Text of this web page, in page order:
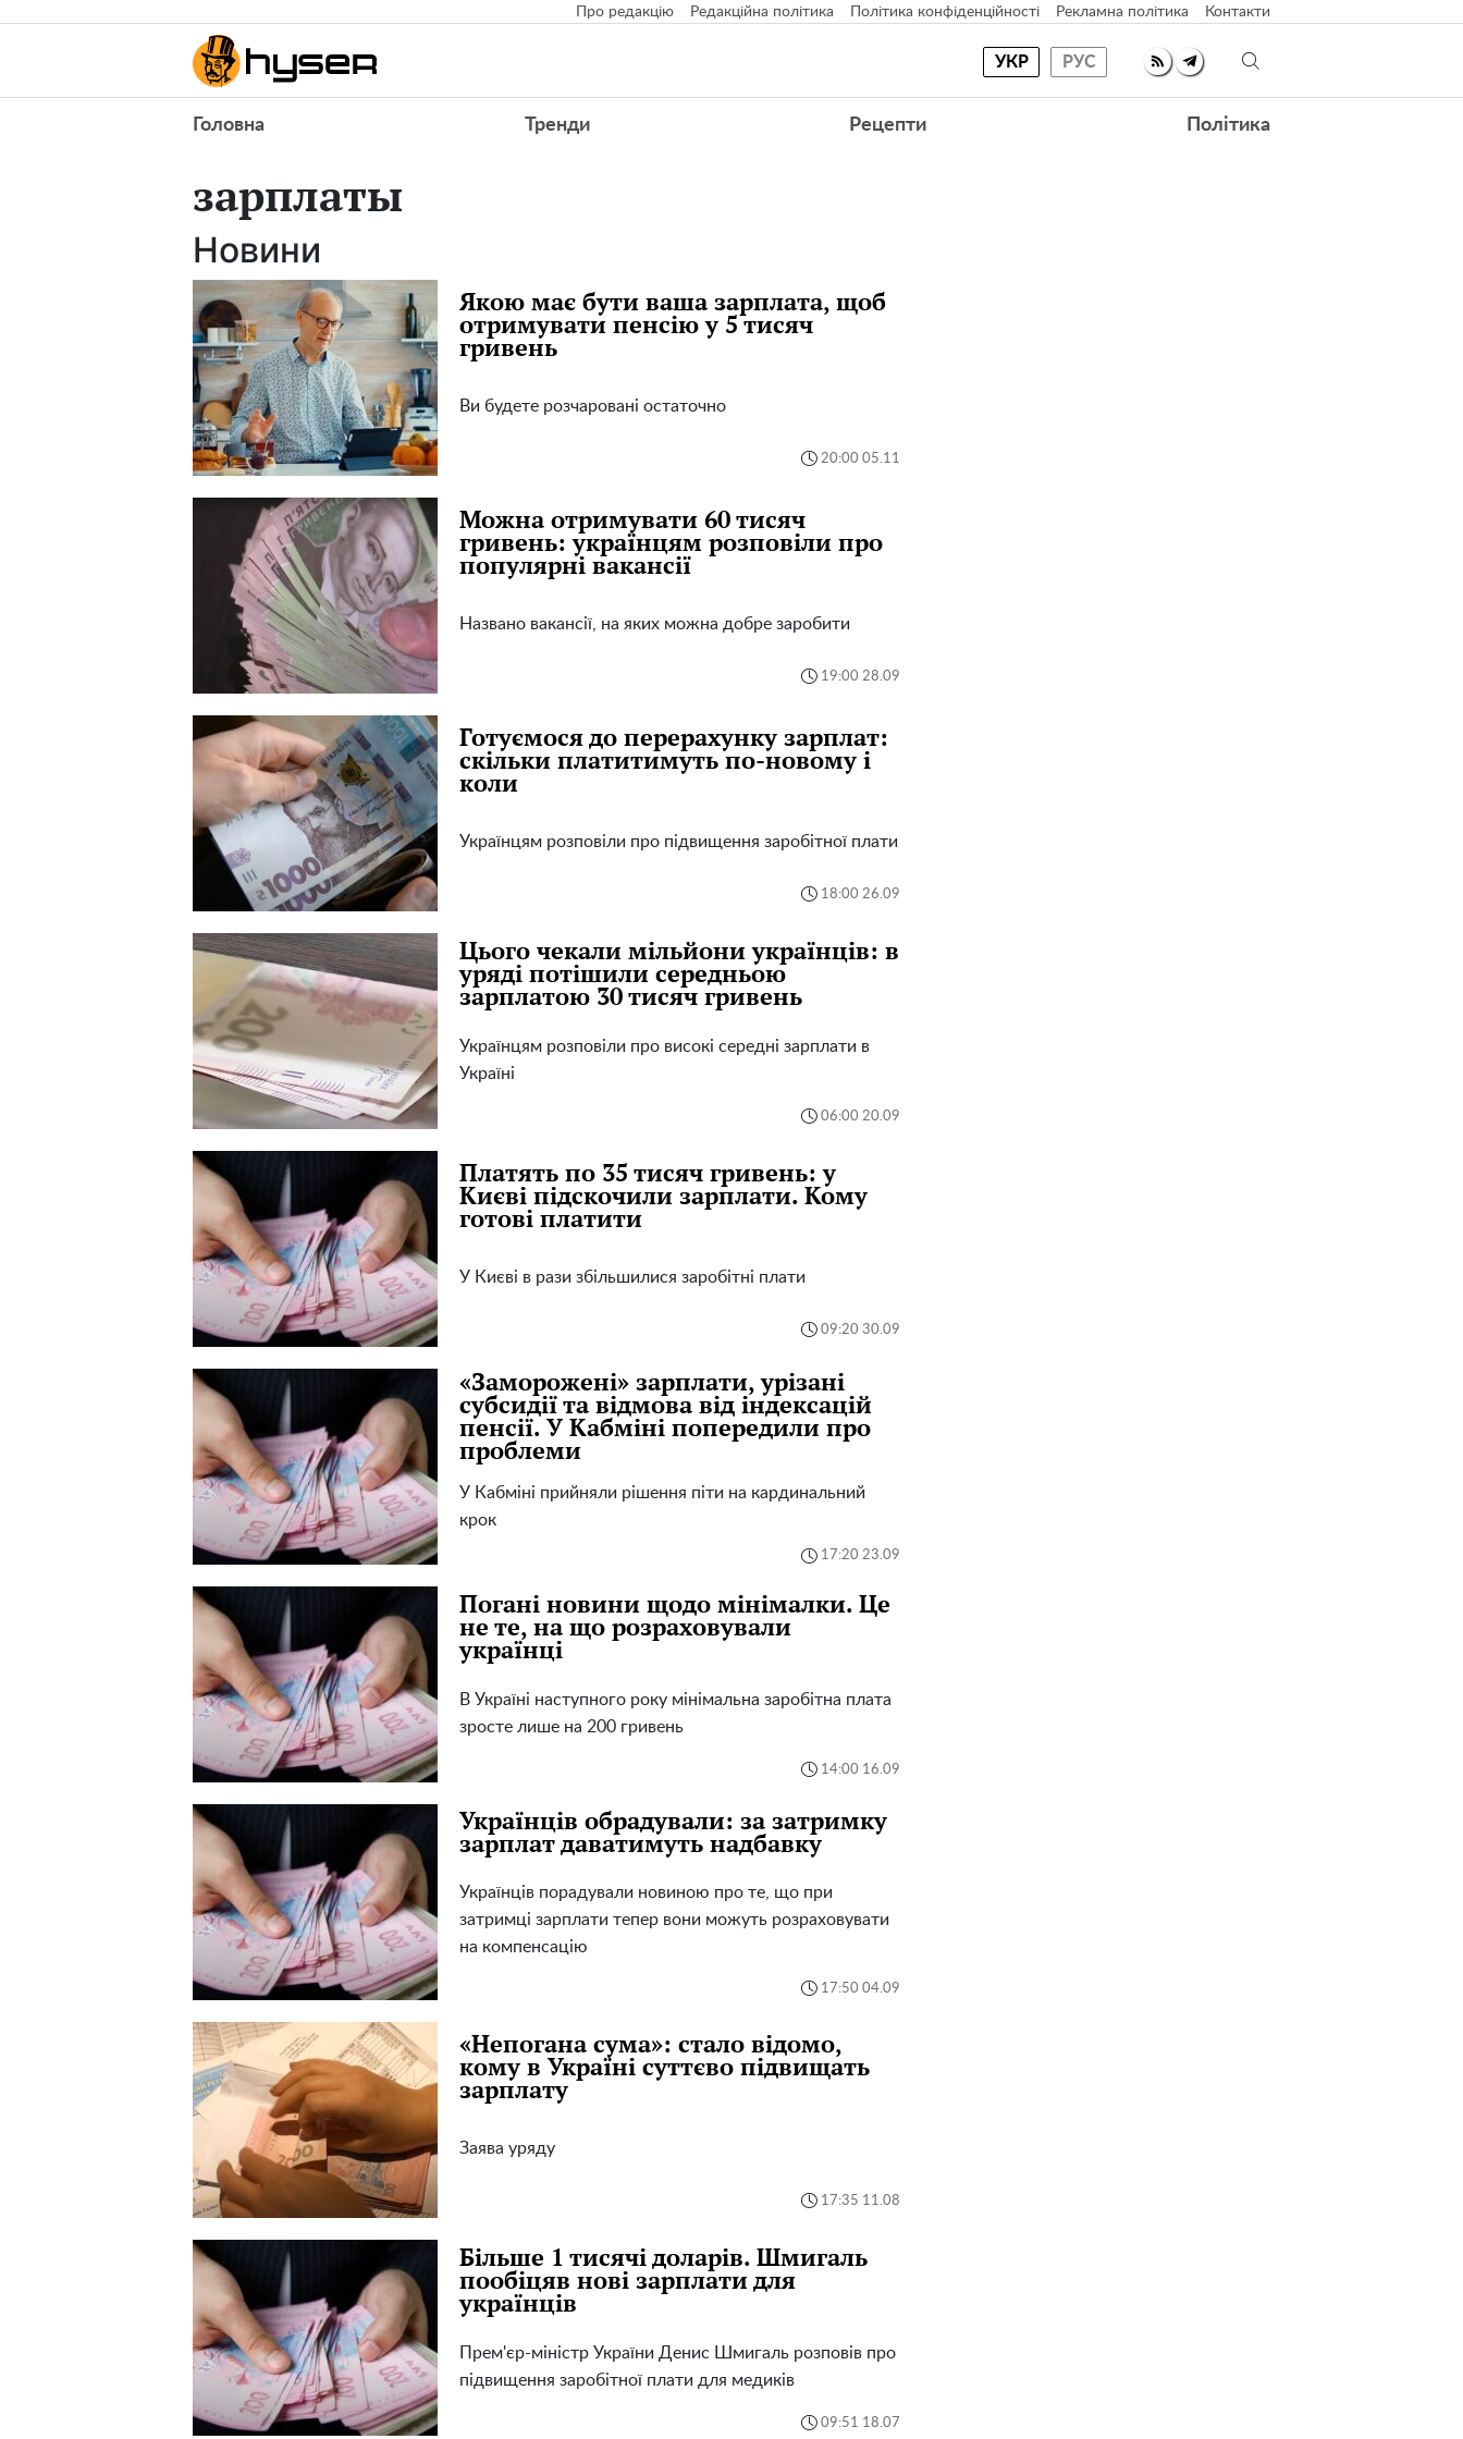
Про редакцію Редакційна політика Політика конфіденційності Рекламна політика Контакти
УКР РУС
Головна Тренди Рецепти Політика
зарплаты
Новини
Якою має бути ваша зарплата, щоб
отримувати пенсію у 5 тисяч
гривень
Ви будете розчаровані остаточно
20:00 05.11
Можна отримувати 60 тисяч
гривень: українцям розповіли про
популярні вакансії
Названо вакансії, на яких можна добре заробити
19:00 28.09
Готуємося до перерахунку зарплат:
скільки платитимуть по-новому і
коли
Українцям розповіли про підвищення заробітної плати
18:00 26.09
Цього чекали мільйони українців: в
уряді потішили середньою
зарплатою 30 тисяч гривень
Українцям розповіли про високі середні зарплати в
Україні
06:00 20.09
Платять по 35 тисяч гривень: у
Києві підскочили зарплати. Кому
готові платити
У Києві в рази збільшилися заробітні плати
09:20 30.09
«Заморожені» зарплати, урізані
субсидії та відмова від індексацій
пенсії. У Кабміні попередили про
проблеми
У Кабміні прийняли рішення піти на кардинальний
крок
17:20 23.09
Погані новини щодо мінімалки. Це
не те, на що розраховували
українці
В Україні наступного року мінімальна заробітна плата
зросте лише на 200 гривень
14:00 16.09
Українців обрадували: за затримку
зарплат даватимуть надбавку
Українців порадували новиною про те, що при
затримці зарплати тепер вони можуть розраховувати
на компенсацію
17:50 04.09
«Непогана сума»: стало відомо,
кому в Україні суттєво підвищать
зарплату
Заява уряду
17:35 11.08
Більше 1 тисячі доларів. Шмигаль
пообіцяв нові зарплати для
українців
Прем'єр-міністр України Денис Шмигаль розповів про
підвищення заробітної плати для медиків
09:51 18.07